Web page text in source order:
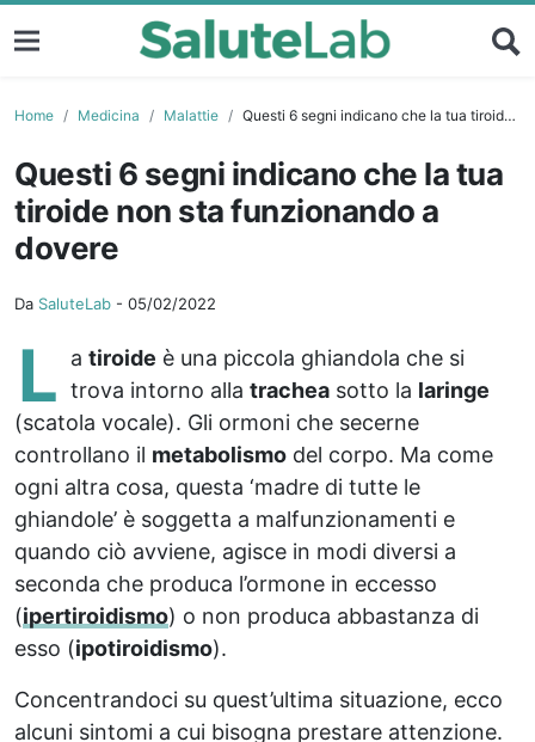
Home Medicina Malattie Questi 6 segni indicano che la tua tiroide non sta funzionando a dovere
Questi 6 segni indicano che la tua
tiroide non sta funzionando a
dovere
Da SaluteLab - 05/02/2022
L a tiroide è una piccola ghiandola che si
trova intorno alla trachea sotto la laringe
(scatola vocale). Gli ormoni che secerne
controllano il metabolismo del corpo. Ma come
ogni altra cosa, questa ‘madre di tutte le
ghiandole’ è soggetta a malfunzionamenti e
quando ciò avviene, agisce in modi diversi a
seconda che produca l’ormone in eccesso
(ipertiroidismo) o non produca abbastanza di
esso (ipotiroidismo).
Concentrandoci su quest’ultima situazione, ecco
alcuni sintomi a cui bisogna prestare attenzione.